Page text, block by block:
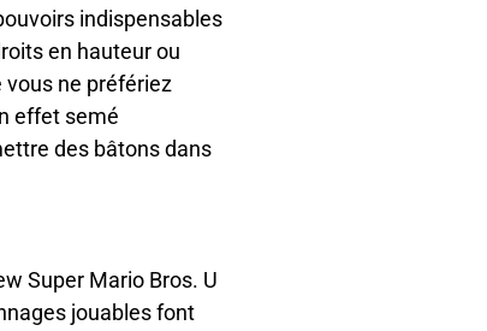
indispensables
en hauteur ou
vous ne préfériez
effet semé
des bâtons dans
Super Mario Bros. U
jouables font